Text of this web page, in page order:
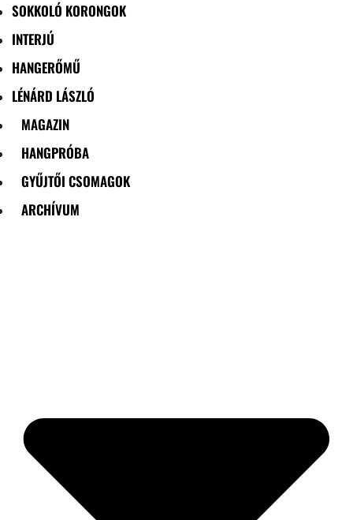
SOKKOLÓ KORONGOK
INTERJÚ
HANGERŐMŰ
LÉNÁRD LÁSZLÓ
MAGAZIN
HANGPRÓBA
GYŰJTŐI CSOMAGOK
ARCHÍVUM